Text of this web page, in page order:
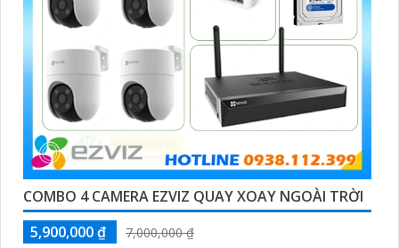
COMBO 4 CAMERA EZVIZ QUAY XOAY NGOÀI TRỜI
5,900,000 ₫
7,000,000 ₫